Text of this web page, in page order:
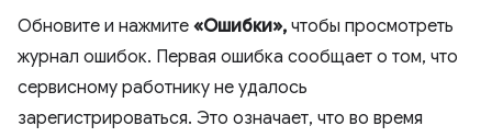
Обновите и нажмите «Ошибки», чтобы просмотреть
журнал ошибок. Первая ошибка сообщает о том, что
сервисному работнику не удалось
зарегистрироваться. Это означает, что во время